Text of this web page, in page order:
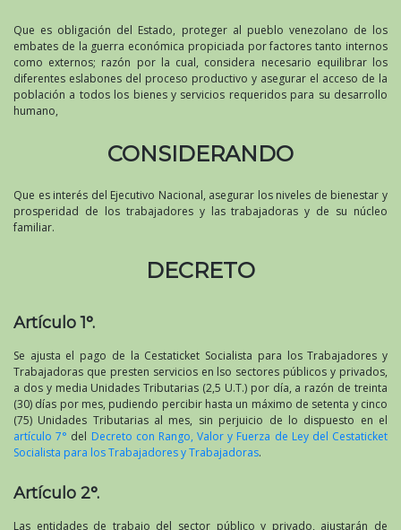
Que es obligación del Estado, proteger al pueblo venezolano de los
embates de la guerra económica propiciada por factores tanto internos
como externos; razón por la cual, considera necesario equilibrar los
diferentes eslabones del proceso productivo y asegurar el acceso de la
población a todos los bienes y servicios requeridos para su desarrollo
humano,
CONSIDERANDO
Que es interés del Ejecutivo Nacional, asegurar los niveles de bienestar y
prosperidad de los trabajadores y las trabajadoras y de su núcleo
familiar.
DECRETO
Artículo 1°.
Se ajusta el pago de la Cestaticket Socialista para los Trabajadores y
Trabajadoras que presten servicios en lso sectores públicos y privados,
a dos y media Unidades Tributarias (2,5 U.T.) por día, a razón de treinta
(30) días por mes, pudiendo percibir hasta un máximo de setenta y cinco
(75) Unidades Tributarias al mes, sin perjuicio de lo dispuesto en el
artículo 7° del Decreto con Rango, Valor y Fuerza de Ley del Cestaticket
Socialista para los Trabajadores y Trabajadoras.
Artículo 2°.
Las entidades de trabajo del sector público y privado, ajustarán de